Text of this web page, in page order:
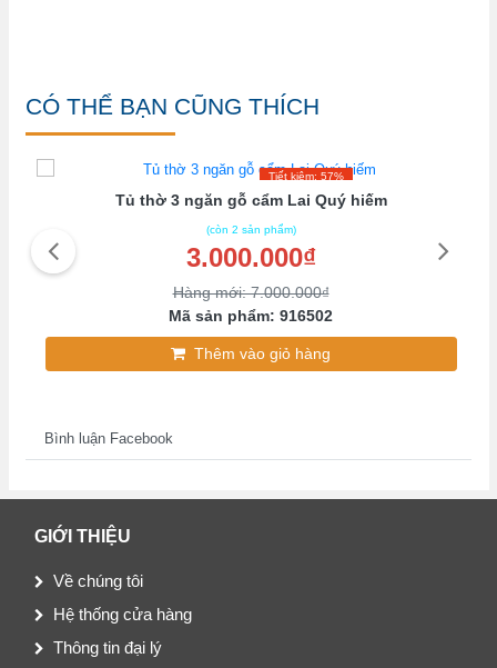
CÓ THỂ BẠN CŨNG THÍCH
Tiết kiệm: 57%
Tủ thờ 3 ngăn gỗ cẩm Lai Quý hiếm
(còn 2 sản phẩm)
3.000.000₫
Hàng mới: 7.000.000₫
Mã sản phẩm: 916502
Thêm vào giỏ hàng
Bình luận Facebook
GIỚI THIỆU
Về chúng tôi
Hệ thống cửa hàng
Thông tin đại lý